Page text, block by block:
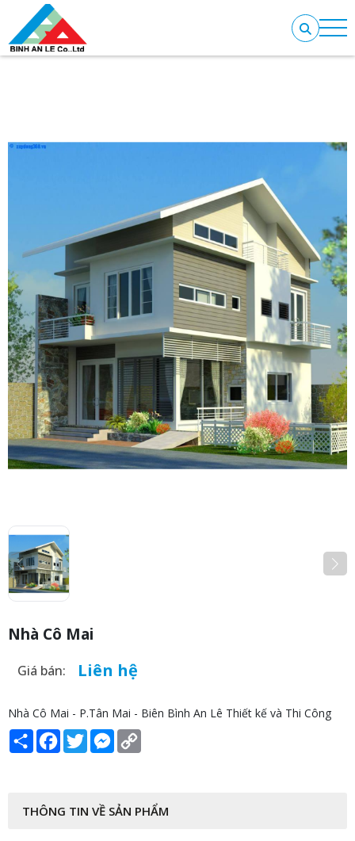
Nhà Cô Mai
Giá bán: Liên hệ
Nhà Cô Mai - P.Tân Mai - Biên Bình An Lê Thiết kế và Thi Công
Share Facebook
TwitterMessenger
THÔNG TIN VỀ SẢN PHẨM